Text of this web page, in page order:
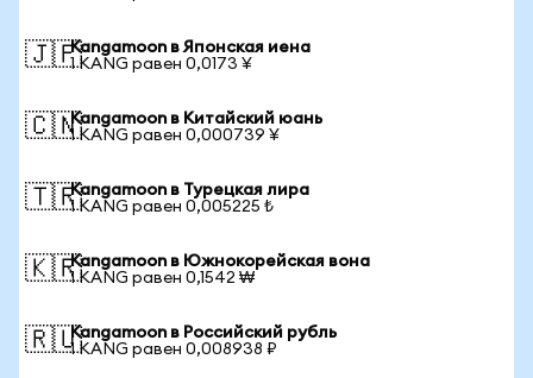
🇯🇵Kangamoon в Японская иена
1 KANG равен 0,0173 ¥
🇨🇳Kangamoon в Китайский юань
1 KANG равен 0,000739 ¥
🇹🇷Kangamoon в Турецкая лира
1 KANG равен 0,005225 ₺
🇰🇷Kangamoon в Южнокорейская вона
1 KANG равен 0,1542 ₩
🇷🇺Kangamoon в Российский рубль
1 KANG равен 0,008938 ₽